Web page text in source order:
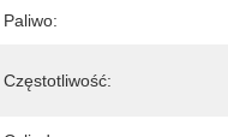
Paliwo:
Częstotliwość: